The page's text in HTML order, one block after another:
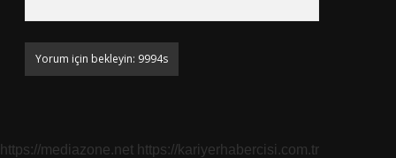
https://mediazone.net https://kariyerhabercisi.com.tr